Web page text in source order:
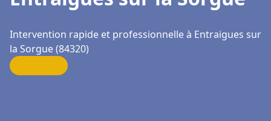
Intervention rapide et professionnelle à Entraigues sur
la Sorgue (84320)